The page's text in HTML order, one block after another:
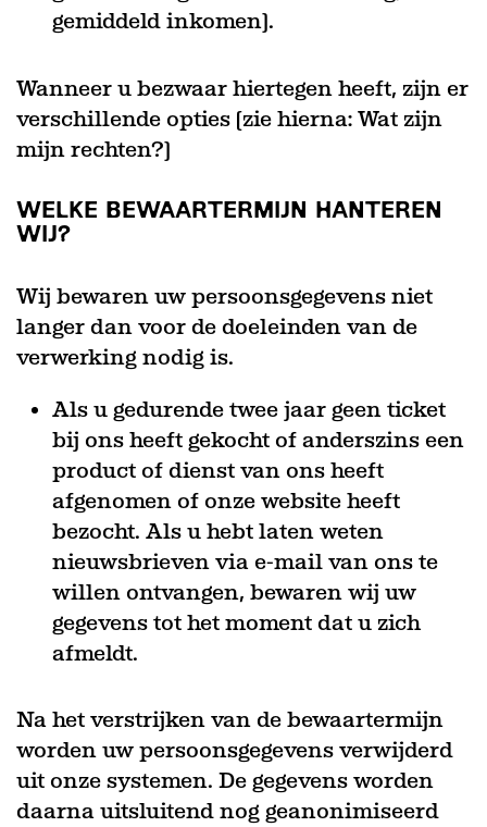
gemiddeld inkomen).
Wanneer u bezwaar hiertegen heeft, zijn er
verschillende opties (zie hierna: Wat zijn
mijn rechten?)
WELKE BEWAARTERMIJN HANTEREN
WIJ?
Wij bewaren uw persoonsgegevens niet
langer dan voor de doeleinden van de
verwerking nodig is.
Als u gedurende twee jaar geen ticket
bij ons heeft gekocht of anderszins een
product of dienst van ons heeft
afgenomen of onze website heeft
bezocht. Als u hebt laten weten
nieuwsbrieven via e-mail van ons te
willen ontvangen, bewaren wij uw
gegevens tot het moment dat u zich
afmeldt.
Na het verstrijken van de bewaartermijn
worden uw persoonsgegevens verwijderd
uit onze systemen. De gegevens worden
daarna uitsluitend nog geanonimiseerd